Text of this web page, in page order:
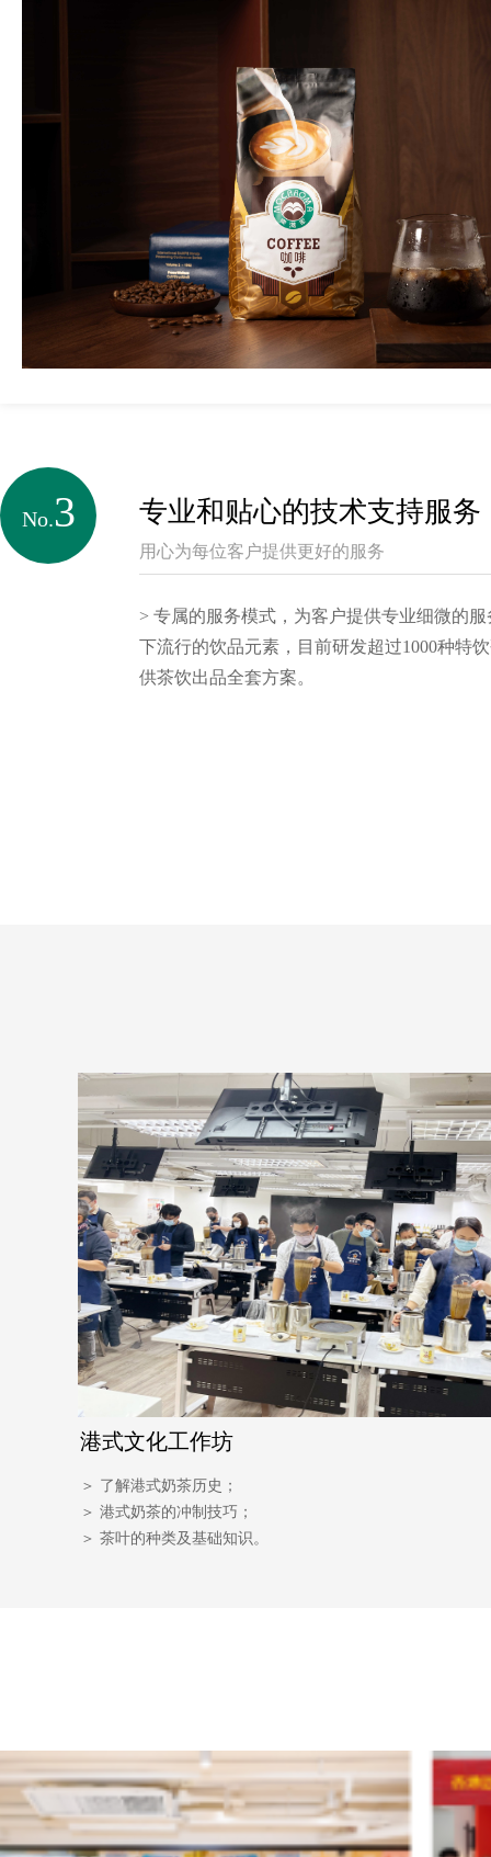
No.3 专业和贴心的技术支持服务
用心为每位客户提供更好的服务
> 专属的服务模式，为客户提供专业细微的
下流行的饮品元素，目前研发超过1000种特
供茶饮出品全套方案。
＞ 了解港式奶茶历史；
＞ 港式奶茶的冲制技巧；
＞ 茶叶的种类及基础知识。
港式文化工作坊